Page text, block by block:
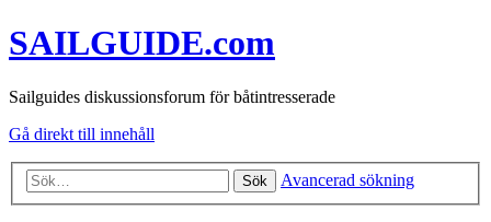
SAILGUIDE.com
Sailguides diskussionsforum för båtintresserade
Gå direkt till innehåll
Sök Avancerad sökning